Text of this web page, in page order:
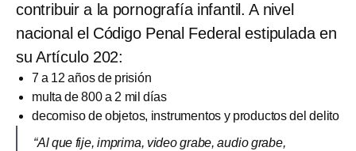
contribuir a la pornografía infantil. A nivel
nacional el Código Penal Federal estipulada en
su Artículo 202:
7 a 12 años de prisión
multa de 800 a 2 mil días
decomiso de objetos, instrumentos y productos del delito
“Al que fije, imprima, video grabe, audio grabe,